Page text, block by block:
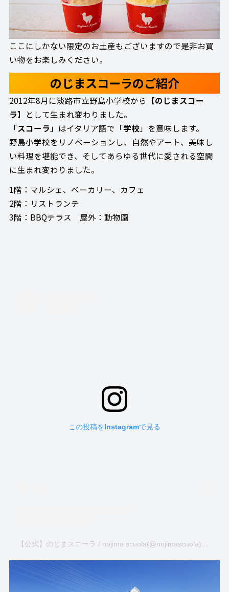
ここにしかない限定のお土産もございますので是非お買
い物をお楽しみください。
のじまスコーラのご紹介
2012年8月に淡路市立野島小学校から【のじまスコー
ラ】として生まれ変わりました。
「スコーラ 」はイタリア語で「学校」を意味します。
野島小学校をリノベーションし、自然やアート、美味し
い料理を堪能でき、そしてあらゆる世代に愛される空間
に生まれ変わりました。
1階：マルシェ、ベーカリー、カフェ
2階：リストランテ
3階：BBQテラス 屋外：動物園
この投稿をInstagramで見る
【公式】のじまスコーラ / nojima scuola(@nojimascuola)がシェアした投稿